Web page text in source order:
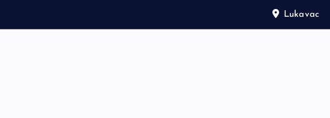
Lukavac